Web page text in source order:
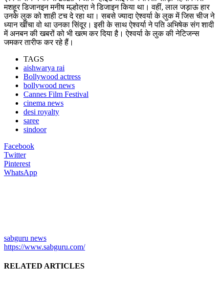
मशहूर डिजानइन मनीष मल्होत्रा ने डिजाइन किया था। वहीं, लाल जड़ाऊ हार
उनके लुक को शाही टच दे रहा था। सबसे ज्यादा ऐश्वर्या के लुक में जिस चीज ने
ध्यान खींचा वो था उनका सिंदूर। इसी के साथ ऐश्वर्या ने पति अभिषेक संग शादी
में अनबन की खबरों को भी खत्म कर दिया है। ऐश्वर्या के लुक की नेटिजन्स
जमकर तारीफ कर रहे हैं।
TAGS
aishwarya rai
Bollywood actress
bollywood news
Cannes Film Festival
cinema news
desi royalty
saree
sindoor
Facebook
Twitter
Pinterest
WhatsApp
sabguru news
https://www.sabguru.com/
RELATED ARTICLES